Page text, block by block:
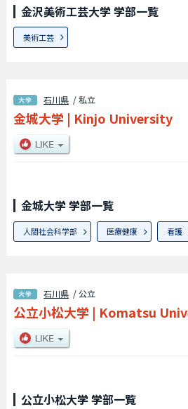
金沢美術工芸大学 学部一覧
美術工芸
石川県 / 私立
金城大学 | Kinjo University
金城大学 学部一覧
人間社会科学部 医療健康 看護
石川県 / 公立
公立小松大学 | Komatsu
公立小松大学 学部一覧